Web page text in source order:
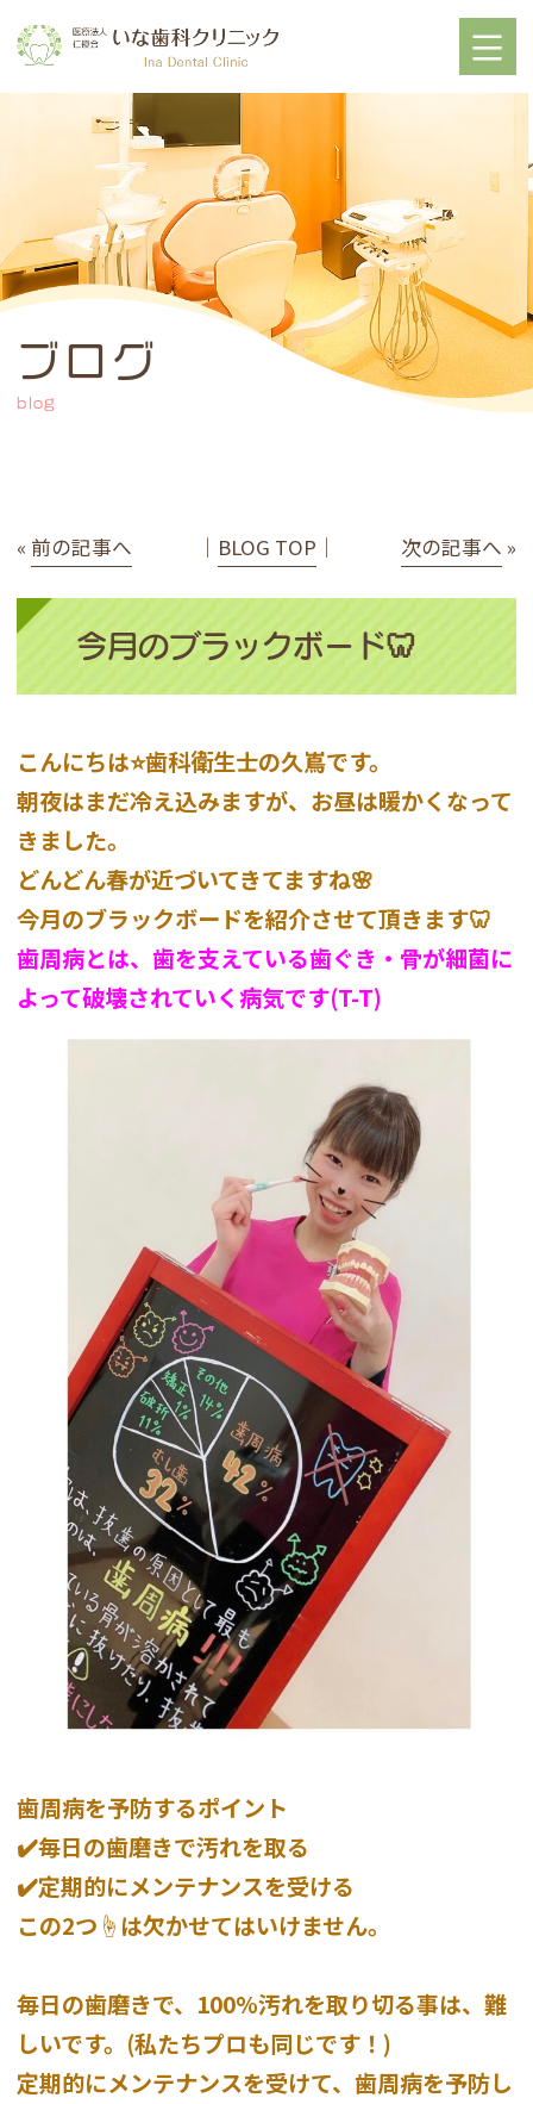
ブログ
blog
« 前の記事へ │ BLOG TOP │ 次の記事へ »
今月のブラックボード🦷
こんにちは⭐️歯科衛生士の久嶌です。
朝夜はまだ冷え込みますが、お昼は暖かくなって
きました。
どんどん春が近づいてきてますね🌸
今月のブラックボードを紹介させて頂きます🦷
歯周病とは、歯を支えている歯ぐき・骨が細菌に
よって破壊されていく病気です(T-T)
歯周病を予防するポイント
✔️毎日の歯磨きで汚れを取る
✔️定期的にメンテナンスを受ける
この2つ☝️は欠かせてはいけません。
毎日の歯磨きで、100%汚れを取り切る事は、難
しいです。(私たちプロも同じです！)
定期的にメンテナンスを受けて、歯周病を予防し